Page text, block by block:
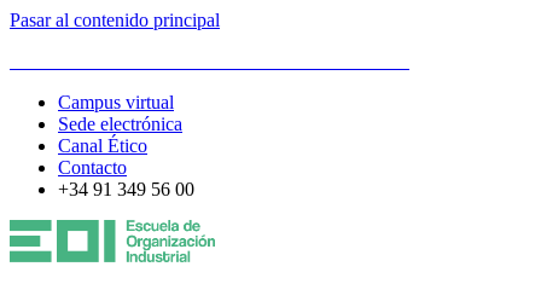
Pasar al contenido principal
Campus virtual
Sede electrónica
Canal Ético
Contacto
+34 91 349 56 00